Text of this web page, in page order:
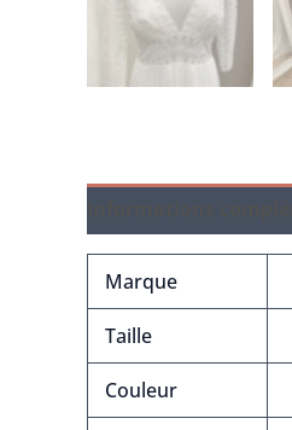
Marque
Taille
Couleur